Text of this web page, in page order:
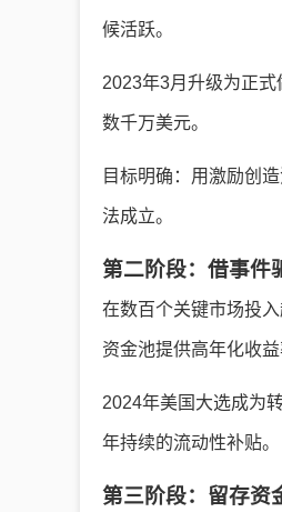
候活跃。
2023年3月升级为正
数千万美元。
目标明确：用激励创
法成立。
第二阶段：借事件
在数百个关键市场投
资金池提供高年化收
2024年美国大选成为
年持续的流动性补贴。
第三阶段：留存资